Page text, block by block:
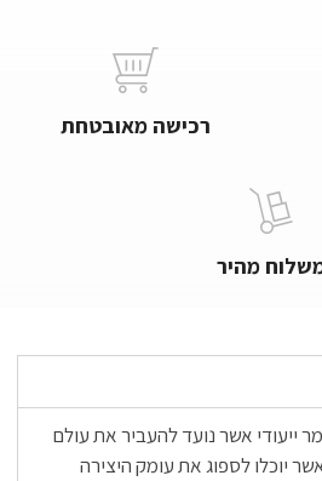
רכישה מאובטחת
מהיר
ייעודי אשר נועד להעביר את עולם
יוכלו לספוג את עומק היצירה